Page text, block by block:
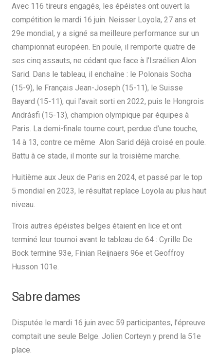
Avec 116 tireurs engagés, les épéistes ont ouvert la
compétition le mardi 16 juin. Neisser Loyola, 27 ans et
29e mondial, y a signé sa meilleure performance sur un
championnat européen. En poule, il remporte quatre de
ses cinq assauts, ne cédant que face à l’Israélien Alon
Sarid. Dans le tableau, il enchaîne : le Polonais Socha
(15-9), le Français Jean-Joseph (15-11), le Suisse
Bayard (15-11), qui l’avait sorti en 2022, puis le Hongrois
Andrásfi (15-13), champion olympique par équipes à
Paris. La demi-finale tourne court, perdue d’une touche,
14 à 13, contre ce même Alon Sarid déjà croisé en poule.
Battu à ce stade, il monte sur la troisième marche.
Huitième aux Jeux de Paris en 2024, et passé par le top
5 mondial en 2023, le résultat replace Loyola au plus haut
niveau.
Trois autres épéistes belges étaient en lice et ont
terminé leur tournoi avant le tableau de 64 : Cyrille De
Bock termine 93e, Finian Reijnaers 96e et Geoffroy
Husson 101e.
Sabre dames
Disputée le mardi 16 juin avec 59 participantes, l’épreuve
comptait une seule Belge. Jolien Corteyn y prend la 51e
place.